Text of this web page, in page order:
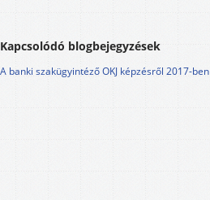
Kapcsolódó blogbejegyzések
A banki szakügyintéző OKJ képzésről 2017-ben